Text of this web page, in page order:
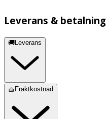
Leverans & betalning
🚚Leverans
🧺Fraktkostnad